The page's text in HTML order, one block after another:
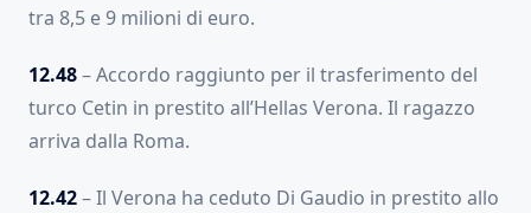
tra 8,5 e 9 milioni di euro.
12.48– Accordo raggiunto per il trasferimento del
turco Cetin in prestito all’Hellas Verona. Il ragazzo
arriva dalla Roma.
12.42– Il Verona ha ceduto Di Gaudio in prestito allo